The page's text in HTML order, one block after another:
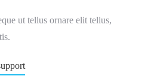
ut tellus ornare elit tellus,